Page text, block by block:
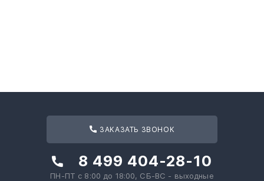
ЗАКАЗАТЬ ЗВОНОК
8 499 404-28-10
ПН-ПТ с 8:00 до 18:00, СБ-ВС - выходные